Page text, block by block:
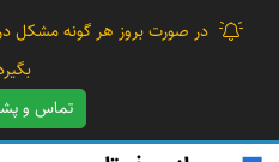
در صورت بروز هر گونه مشکل
تماس و